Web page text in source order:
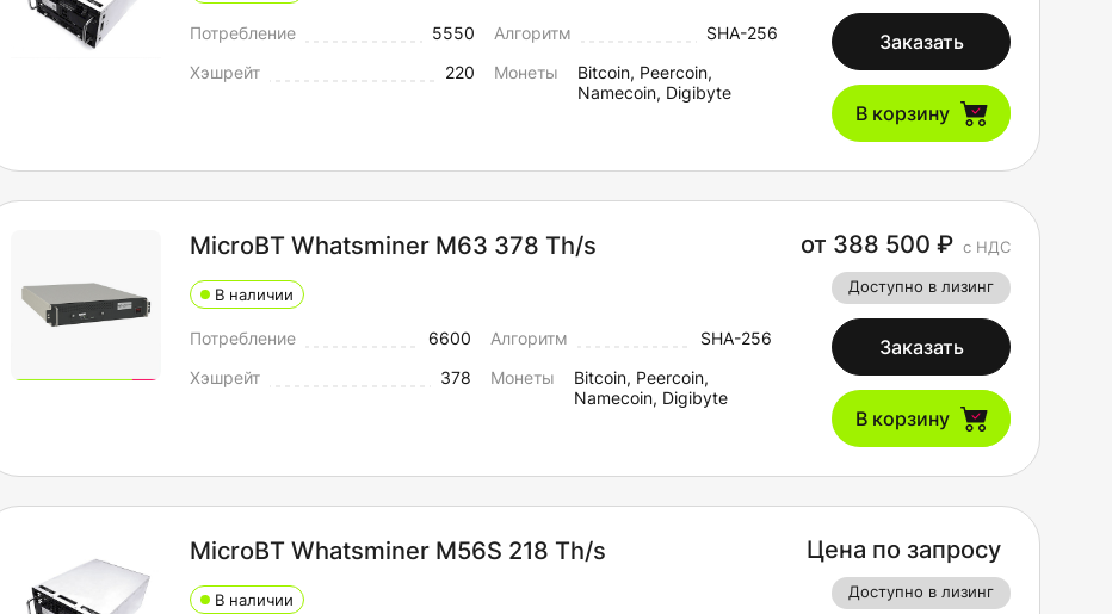
Потребление 5550 Алгоритм
SHA-256
Хэшрейт
220 Монеты
Bitcoin, Peercoin,
Namecoin, Digibyte
Заказать
В корзину
MicroBT Whatsminer M63 378 Th/s
В наличии
Потребление 6600 Алгоритм
SHA-256
Хэшрейт
378 Монеты
Bitcoin, Peercoin,
Namecoin, Digibyte
от 388 500 ₽ с НДС
Доступно в лизинг
Заказать
В корзину
MicroBT Whatsminer M56S 218 Th/s
В наличии
Цена по запросу
Доступно в лизинг